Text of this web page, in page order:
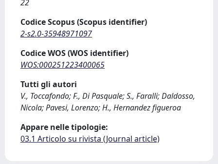
22
Codice Scopus (Scopus identifier)
2-s2.0-35948971097
Codice WOS (WOS identifier)
WOS:000251223400065
Tutti gli autori
V., Toccafondo; F., Di Pasquale; S., Faralli; Daldosso,
Nicola; Pavesi, Lorenzo; H., Hernandez figueroa
Appare nelle tipologie:
03.1 Articolo su rivista (Journal article)